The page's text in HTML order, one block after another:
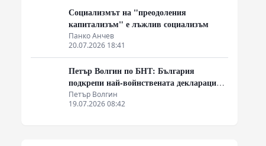
Социализмът на "преодоления
капитализъм" е лъжлив социализъм
Панко Анчев
20.07.2026 18:41
Петър Волгин по БНТ: България
подкрепи най-войнствената декларация,
която някога съм чел
Петър Волгин
19.07.2026 08:42